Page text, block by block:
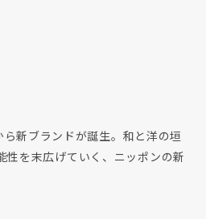
新ブランドが誕生。和と洋の垣
性を末広げていく、ニッポンの新